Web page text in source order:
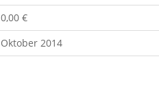
0,00 €
Oktober 2014